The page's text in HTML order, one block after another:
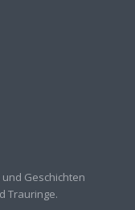
Geschichten
Trauringe.